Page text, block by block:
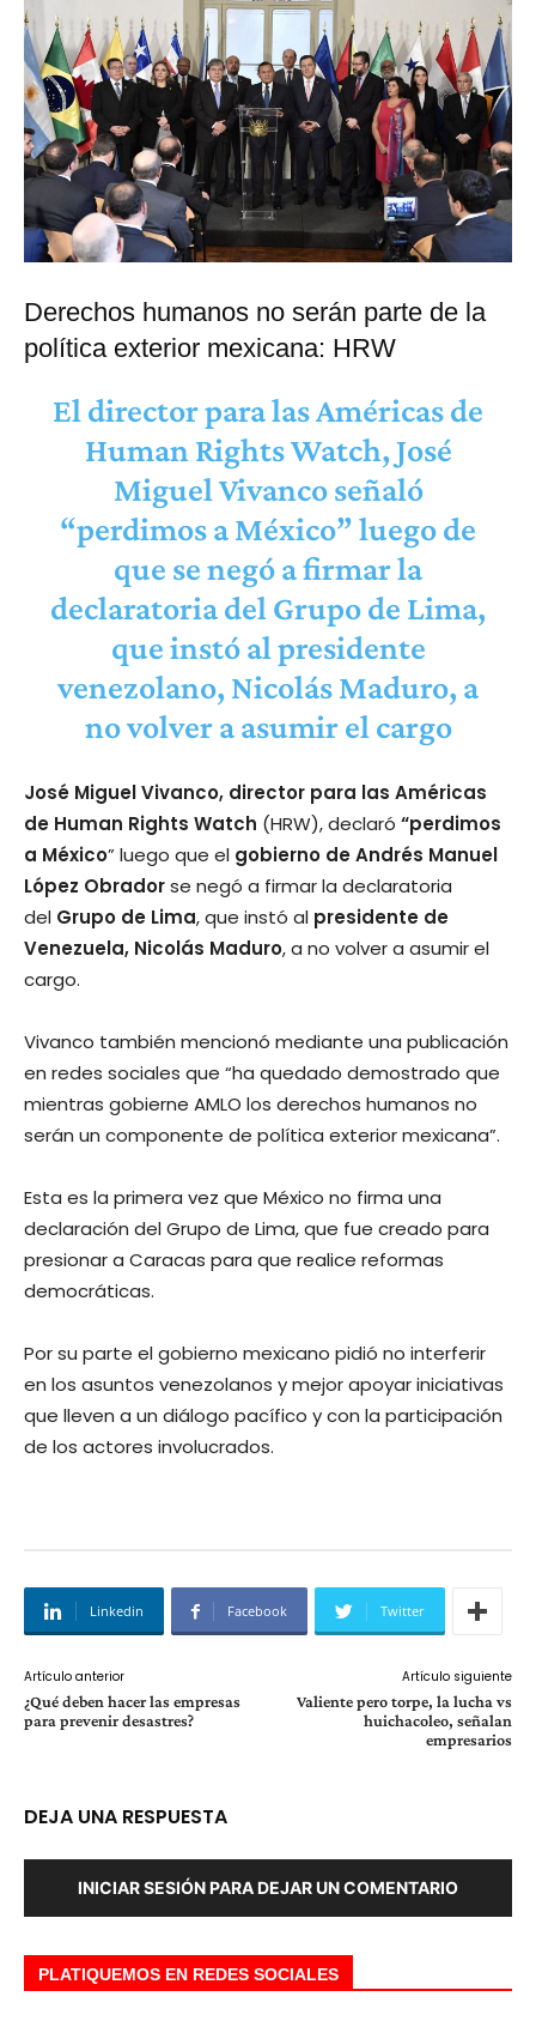
Derechos humanos no serán parte de la
política exterior mexicana: HRW
El director para las Américas de
Human Rights Watch, José
Miguel Vivanco señaló
“perdimos a México” luego de
que se negó a firmar la
declaratoria del Grupo de Lima,
que instó al presidente
venezolano, Nicolás Maduro, a
no volver a asumir el cargo
José Miguel Vivanco, director para las Américas
de Human Rights Watch (HRW), declaró “perdimos
a México” luego que el gobierno de Andrés Manuel
López Obradorse negó a firmar la declaratoria
del Grupo de Lima, que instó al presidente de
Venezuela, Nicolás Maduro, a no volver a asumir el
cargo.
Vivanco también mencionó mediante una publicación
en redes sociales que “ha quedado demostrado que
mientras gobierne AMLO los derechos humanos no
serán un componente de política exterior mexicana”.
Esta es la primera vez que México no firma una
declaración del Grupo de Lima, que fue creado para
presionar a Caracas para que realice reformas
democráticas.
Por su parte el gobierno mexicano pidió no interferir
en los asuntos venezolanos y mejor apoyar iniciativas
que lleven a un diálogo pacífico y con la participación
de los actores involucrados.
Linkedin Facebook Twitter
Artículo anterior
¿Qué deben hacer las empresas
para prevenir desastres?
Artículo siguiente
Valiente pero torpe, la lucha vs
huichacoleo, señalan
empresarios
DEJA UNA RESPUESTA
INICIAR SESIÓN PARA DEJAR UN COMENTARIO
PLATIQUEMOS EN REDES SOCIALES